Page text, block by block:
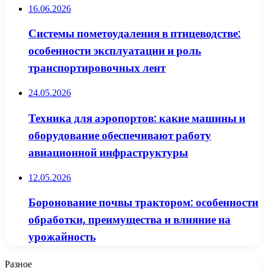
16.06.2026
Системы пометоудаления в птицеводстве:
особенности эксплуатации и роль
транспортировочных лент
24.05.2026
Техника для аэропортов: какие машины и
оборудование обеспечивают работу
авиационной инфраструктуры
12.05.2026
Боронование почвы трактором: особенности
обработки, преимущества и влияние на
урожайность
Разное